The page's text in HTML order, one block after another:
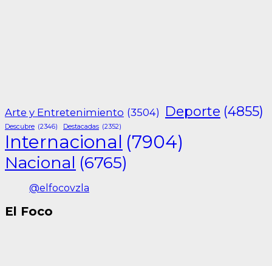
Arte y Entretenimiento (3504) Deporte (4855)
Descubre (2346) Destacadas (2352)
Internacional (7904)
Nacional (6765)
@elfocovzla
El Foco